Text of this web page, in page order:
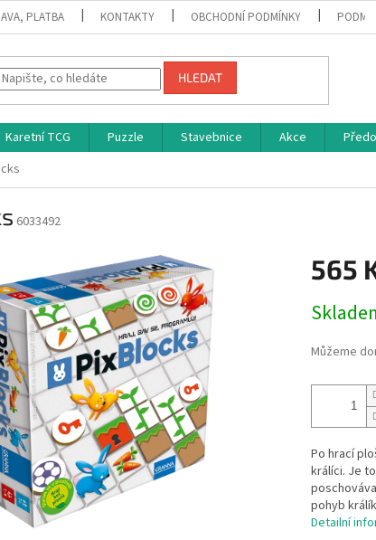
PLATBA KONTAKTY OBCHODNÍ PODMÍNKY
HLEDAT
Karetní TCG Puzzle Stavebnice Akce
6033492
565
cena:
Můžeme
Po hrací
králíci. Je
pohyb
Detailní